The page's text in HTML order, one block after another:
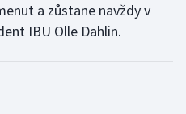
a zůstane navždy v
IBU Olle Dahlin.